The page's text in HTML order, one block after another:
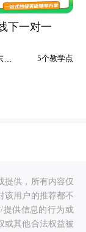
下一对一
5个教学点
提供，所有内容仅
该用户的推荐都不
提供信息的行为或
或其他合法权益被